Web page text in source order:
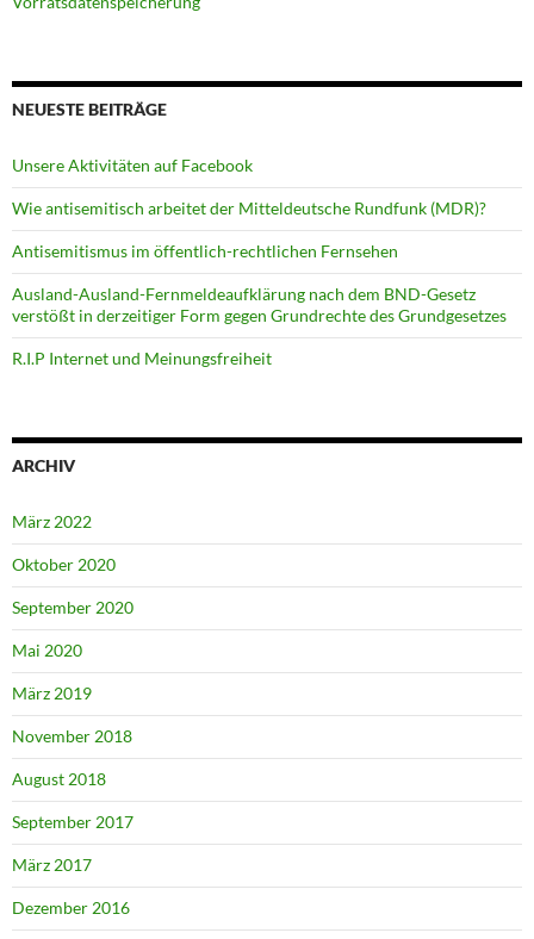
NEUESTE BEITRÄGE
Unsere Aktivitäten auf Facebook
Wie antisemitisch arbeitet der Mitteldeutsche Rundfunk (MDR)?
Antisemitismus im öffentlich-rechtlichen Fernsehen
Ausland-Ausland-Fernmeldeaufklärung nach dem BND-Gesetz
verstößt in derzeitiger Form gegen Grundrechte des Grundgesetzes
R.I.P Internet und Meinungsfreiheit
ARCHIV
März 2022
Oktober 2020
September 2020
Mai 2020
März 2019
November 2018
August 2018
September 2017
März 2017
Dezember 2016